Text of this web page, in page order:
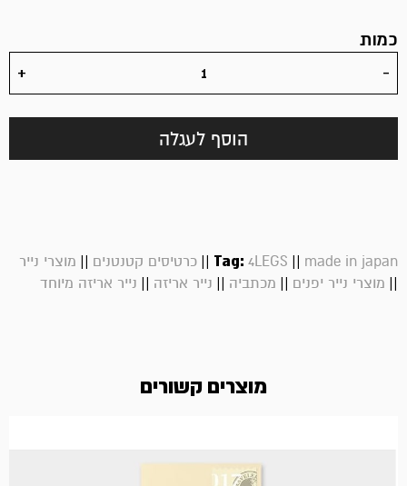
כמות
הוסף לעגלה
Tag: 4LEGS || made in japan
|| כרטיסים קטנטנים || מוצרי נייר
|| מוצרי נייר יפנים || מכתביה || נייר אריזה || נייר אריזה מיוחד
מוצרים קשורים